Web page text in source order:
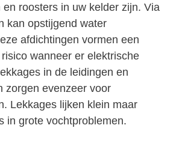
roosters in uw kelder zijn. Via
kan opstijgend water
afdichtingen vormen een
wanneer er elektrische
in de leidingen en
zorgen evenzeer voor
Lekkages lijken klein maar
in grote vochtproblemen.